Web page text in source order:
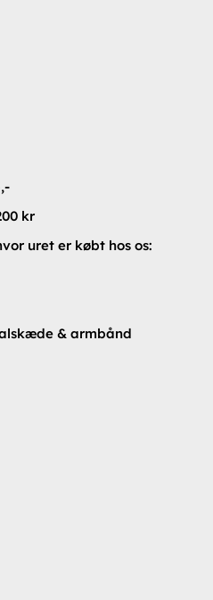
kr
uret er købt hos os:
& armbånd